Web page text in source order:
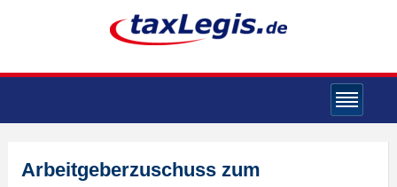
Arbeitgeberzuschuss zum